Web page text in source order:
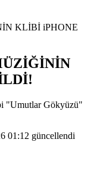
KLİBİ iPHONE
"Umutlar Gökyüzü"
01:12 güncellendi